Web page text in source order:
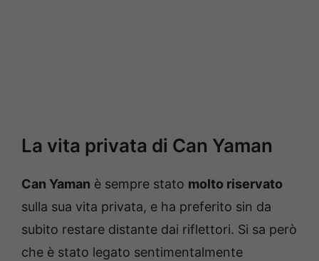
La vita privata di Can Yaman
Can Yaman è sempre stato molto riservato
sulla sua vita privata, e ha preferito sin da
subito restare distante dai riflettori. Si sa però
che è stato legato sentimentalmente